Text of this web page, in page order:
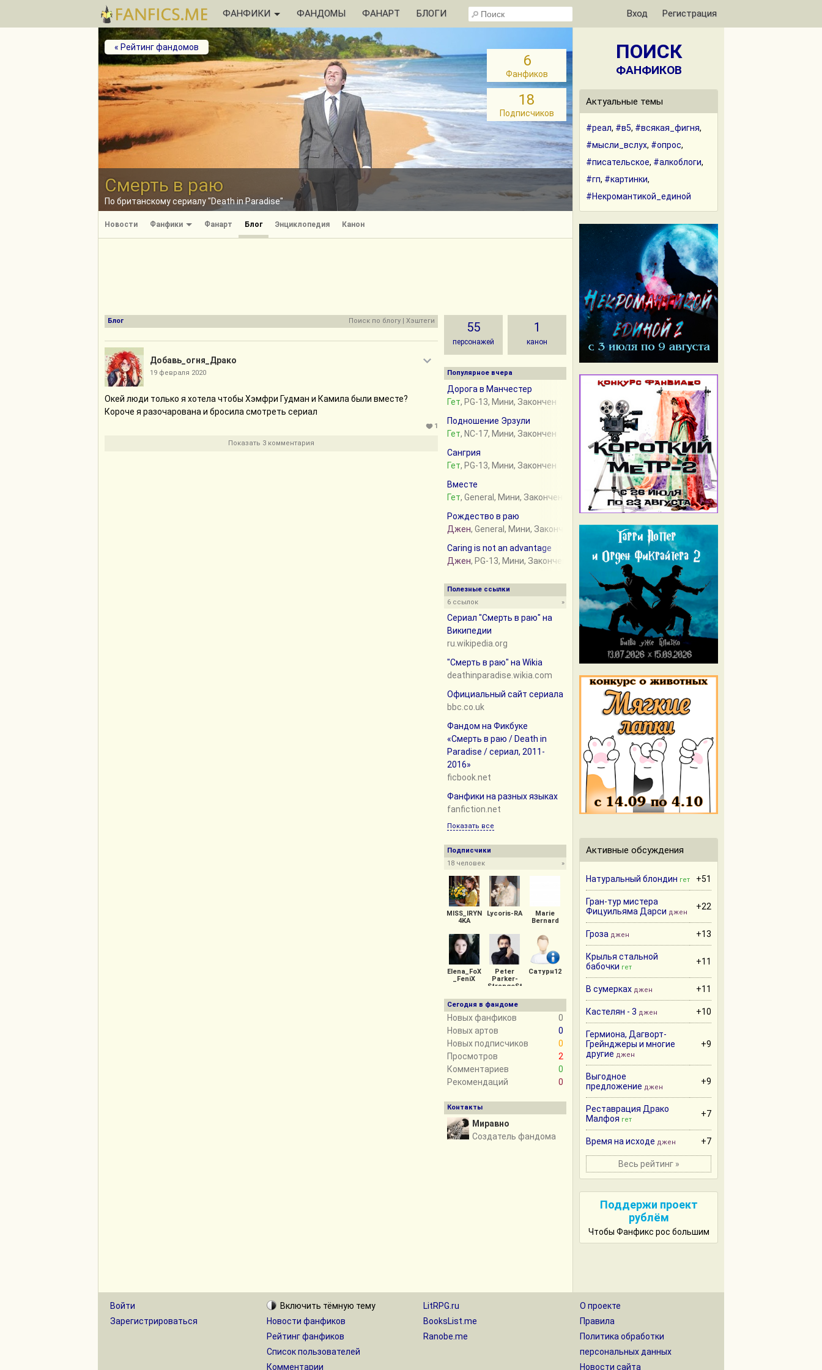
ФАНФИКИ ФАНДОМЫ ФАНАРТ БЛОГИ Вход Регистрация
Смерть в раю
По британскому сериалу "Death in Paradise"
« Рейтинг фандомов
6
Фанфиков
18
Подписчиков
Новости Фанфики Фанарт Блог Энциклопедия Канон
Блог Поиск по блогу | Хэштеги
Добавь_огня_Драко
19 февраля 2020
Окей люди только я хотела чтобы Хэмфри Гудман и Камила были вместе?
Короче я разочарована и бросила смотреть сериал
1
Показать 3 комментария
55
персонажей
1
канон
Популярное вчера
Дорога в Манчестер
Гет, PG-13, Мини, Закончен
Подношение Эрзули
Гет, NC-17, Мини, Закончен
Сангрия
Гет, PG-13, Мини, Закончен
Вместе
Гет, General, Мини, Закончен
Рождество в раю
Джен, General, Мини, Закончен
Caring is not an advantage
Джен, PG-13, Мини, Закончен
Полезные ссылки
6 ссылок
»
Сериал "Смерть в раю" на
Википедии
ru.wikipedia.org
"Смерть в раю" на Wikia
deathinparadise.wikia.com
Официальный сайт сериала
bbc.co.uk
Фандом на Фикбуке
«Смерть в раю / Death in
Paradise / сериал, 2011-
2016»
ficbook.net
Фанфики на разных языках
fanfiction.net
Показать все
Подписчики
18 человек
»
MISS_IRYN
4KA
Lycoris-RA
Marie
Bernard
Elena_FoX
_FeniX
Peter
Parker-
StrangeSt
Сатурн12
Сегодня в фандоме
Новых фанфиков
0
Новых артов
0
Новых подписчиков
0
Просмотров
2
Комментариев
0
Рекомендаций
0
Контакты
Миравно
Создатель фандома
ПОИСК
ФАНФИКОВ
Актуальные темы
#реал, #в5, #всякая_фигня,
#мысли_вслух, #опрос,
#писательское, #алкоблоги,
#гп, #картинки,
#Некромантикой_единой
Активные обсуждения
Натуральный блондин гет +51
Гран-тур мистера
Фицуильяма Дарси джен
+22
Гроза джен +13
Крылья стальной
бабочки гет
+11
В сумерках джен +11
Кастелян - 3 джен +10
Гермиона, Дагворт-
Грейнджеры и многие
другие джен
+9
Выгодное
предложение джен
+9
Реставрация Драко
Малфоя гет
+7
Время на исходе джен +7
Весь рейтинг »
Поддержи проект
рублём
Чтобы Фанфикс рос большим
Войти
Зарегистрироваться
Включить тёмную тему
Новости фанфиков
Рейтинг фанфиков
Список пользователей
Комментарии
LitRPG.ru
BooksList.me
Ranobe.me
О проекте
Правила
Политика обработки
персональных данных
Новости сайта